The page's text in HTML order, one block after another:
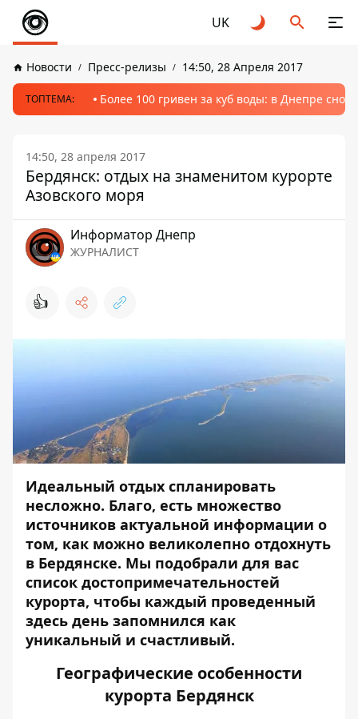
UK
Новости Пресс-релизы 14:50, 28 Апреля 2017
ТОПТЕМА: Более 100 гривен за куб воды: в Днепре
14:50, 28 апреля 2017
Бердянск: отдых на знаменитом курорте
Азовского моря
Информатор Днепр
ЖУРНАЛИСТ
👍
Идеальный отдых спланировать
несложно. Благо, есть множество
источников актуальной информации о
том, как можно великолепно отдохнуть
в Бердянске. Мы подобрали для вас
список достопримечательностей
курорта, чтобы каждый проведенный
здесь день запомнился как
уникальный и счастливый.
Географические особенности
курорта Бердянск